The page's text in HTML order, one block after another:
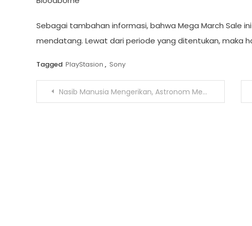
Sebagai tambahan informasi, bahwa Mega March Sale
mendatang. Lewat dari periode yang ditentukan, maka
Tagged PlayStasion , Sony
Navigasi
Nasib Manusia Mengerikan, Astronom Memprediksi Kapan Kiamat